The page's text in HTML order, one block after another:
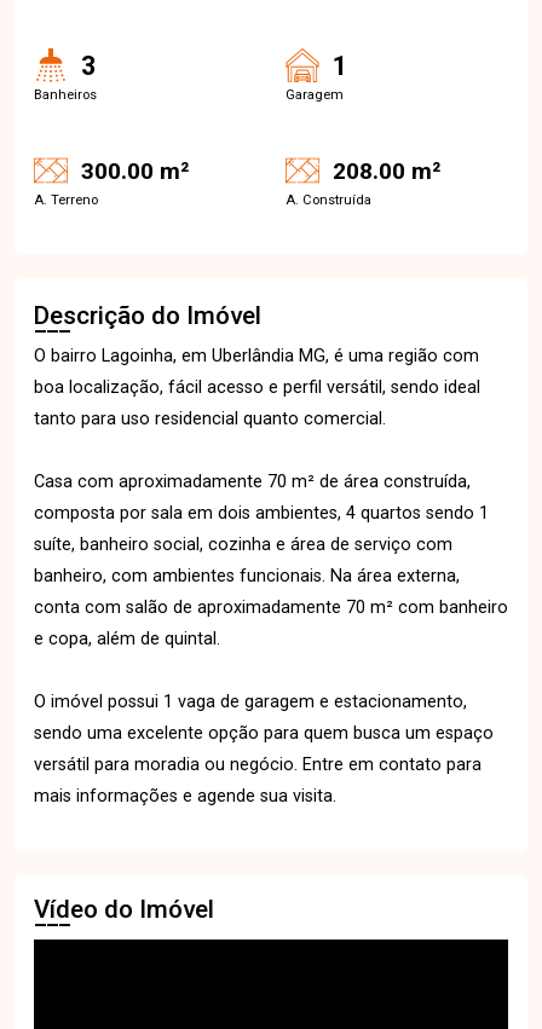
3
Banheiros
1
Garagem
300.00 m²
A. Terreno
208.00 m²
A. Construída
Descrição do Imóvel
O bairro Lagoinha, em Uberlândia MG, é uma região com
boa localização, fácil acesso e perfil versátil, sendo ideal
tanto para uso residencial quanto comercial.
Casa com aproximadamente 70 m² de área construída,
composta por sala em dois ambientes, 4 quartos sendo 1
suíte, banheiro social, cozinha e área de serviço com
banheiro, com ambientes funcionais. Na área externa,
conta com salão de aproximadamente 70 m² com banheiro
e copa, além de quintal.
O imóvel possui 1 vaga de garagem e estacionamento,
sendo uma excelente opção para quem busca um espaço
versátil para moradia ou negócio. Entre em contato para
mais informações e agende sua visita.
Vídeo do Imóvel